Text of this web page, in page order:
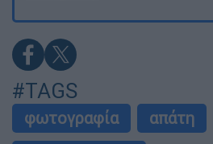
#TAGS
φωτογραφία απάτη